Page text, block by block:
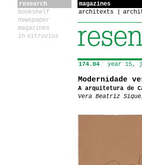
research
bookshelf
newspaper
magazines
in vitruvius
magazines
architexts
174.04
year 15,
Modernidade
A arquitetura de
Vera Beatriz